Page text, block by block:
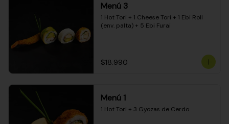
Menú 3
1 Hot Tori + 1 Cheese Tori + 1 Ebi Roll
(env. palta) + 5 Ebi Furai
$18.990
Menú 1
1 Hot Tori + 3 Gyozas de Cerdo